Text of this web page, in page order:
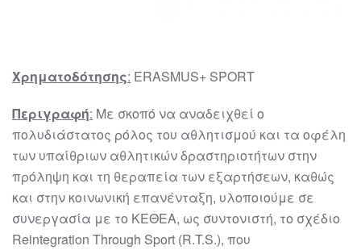
Χρηματοδότησης: ERASMUS+ SPORT
Περιγραφή: Mε σκοπό να αναδειχθεί ο
πολυδιάστατος ρόλος του αθλητισμού και τα οφέλη
των υπαίθριων αθλητικών δραστηριοτήτων στην
πρόληψη και τη θεραπεία των εξαρτήσεων, καθώς
και στην κοινωνική επανένταξη, υλοποιούμε σε
συνεργασία με το ΚΕΘΕΑ, ως συντονιστή, το σχέδιο
Reintegration Through Sport (R.T.S.), που